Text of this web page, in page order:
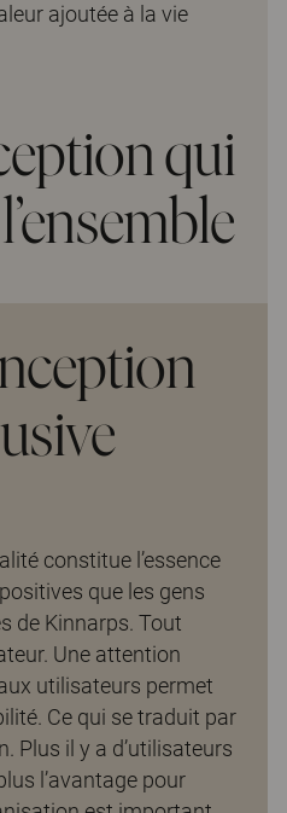
ajoutée à la vie
qui
constitue l’essence
que les gens
de Kinnarps. Tout
Une attention
utilisateurs permet
Ce qui se traduit par
Plus il y a d’utilisateurs
l’avantage pour